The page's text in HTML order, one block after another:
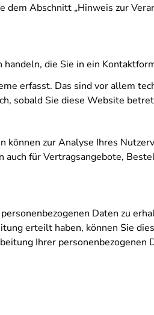
Abschnitt „Hinweis zur
die Sie in ein
erfasst. Das sind vor allem
sobald Sie diese Website
zur Analyse Ihres
für Vertragsangebote,
Daten zu
erteilt haben, können Sie
Ihrer personenbezogenen